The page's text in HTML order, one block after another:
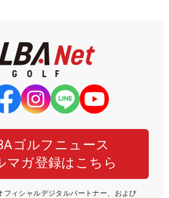
ゴルフニュース
マガ登録はこちら
フィシャルデジタルパートナー、および